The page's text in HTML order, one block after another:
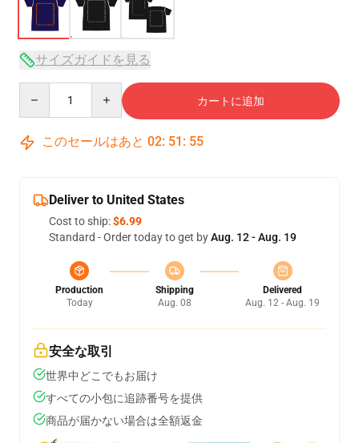
サイズガイドを見る
カートに追加
このセールはあと 02: 51 : 54
Deliver to United States
Cost to ship:$6.99
Standard - Order today to get byAug. 12 - Aug. 19
Production
Today
Shipping
Aug. 08
Delivered
Aug. 12 - Aug. 19
安全な取引
世界中どこでもお届け
すべての小包に追跡番号を提供
商品が届かない場合は全額返金